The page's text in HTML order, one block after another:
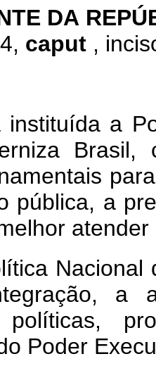
DA
caput ,
a
pública, a
Nacional
a
Poder